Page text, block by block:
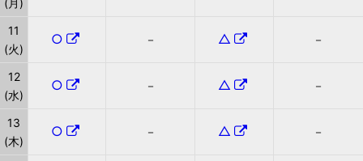
(月)
11
(火)
○ － △ －
12
(水)
○ － △ －
13
(木)
○ － △ －